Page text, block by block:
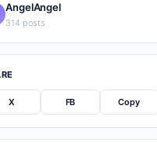
AngelAngel
314 posts
X FB Copy